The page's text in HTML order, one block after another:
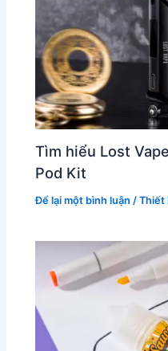
Tìm hiểu Lost
Pod Kit
Để lại một bình luận /Thiết